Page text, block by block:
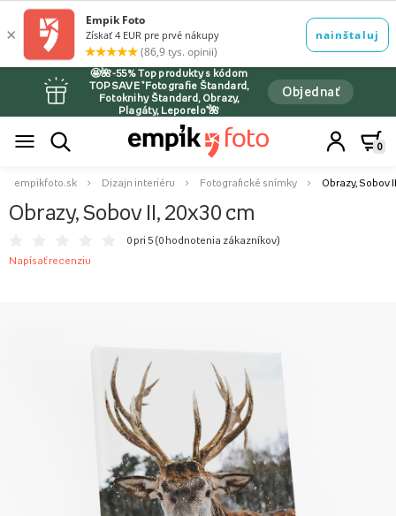
🤩🌺-55% Top produkty s kódom
TOPSAVE *Fotografie Štandard,
Fotoknihy Štandard, Obrazy,
Plagáty, Leporelo*🌺
Objednať
0
empikfoto.sk Dizajn interiéru Fotografické snímky Obrazy, Sobov
Obrazy, Sobov II, 20x30 cm
0 pri 5 (0 hodnotenia zákazníkov)
Napísať recenziu